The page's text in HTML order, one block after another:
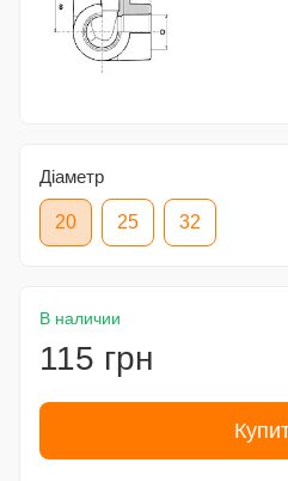
Діаметр
20 25 32
В наличии
115 грн